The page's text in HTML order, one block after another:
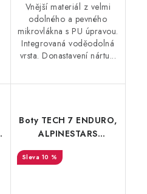
Vnější materiál z velmi
odolného a pevného
mikrovlákna s PU úpravou.
Integrovaná voděodolná
vrsta. Donastavení nártu...
Boty TECH 7 ENDURO,
ALPINESTARS
(černá/tmavá hnědá)
10 %